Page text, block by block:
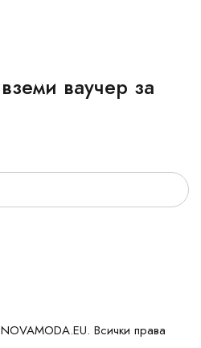
ваучер за
Всички права